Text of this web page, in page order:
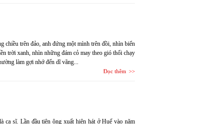
chiều trên đảo, anh đứng một mình trên đồi, nhìn biển
trời xanh, nhìn những đám cỏ may theo gió thổi chạy
làm gợi nhớ đến dĩ vãng...
Đọc thêm
sĩ. Lần đầu tiên ông xuất hiện hát ở Huế vào năm